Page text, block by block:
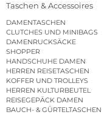
Taschen & Accessoires
DAMENTASCHEN
CLUTCHES UND MINIBAGS
DAMENRUCKSÄCKE
SHOPPER
HANDSCHUHE DAMEN
HERREN REISETASCHEN
KOFFER UND TROLLEYS
HERREN KULTURBEUTEL
REISEGEPÄCK DAMEN
BAUCH- & GÜRTELTASCHEN